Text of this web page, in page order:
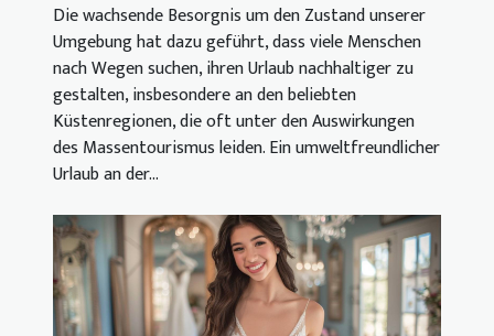
Die wachsende Besorgnis um den Zustand unserer
Umgebung hat dazu geführt, dass viele Menschen
nach Wegen suchen, ihren Urlaub nachhaltiger zu
gestalten, insbesondere an den beliebten
Küstenregionen, die oft unter den Auswirkungen
des Massentourismus leiden. Ein umweltfreundlicher
Urlaub an der...